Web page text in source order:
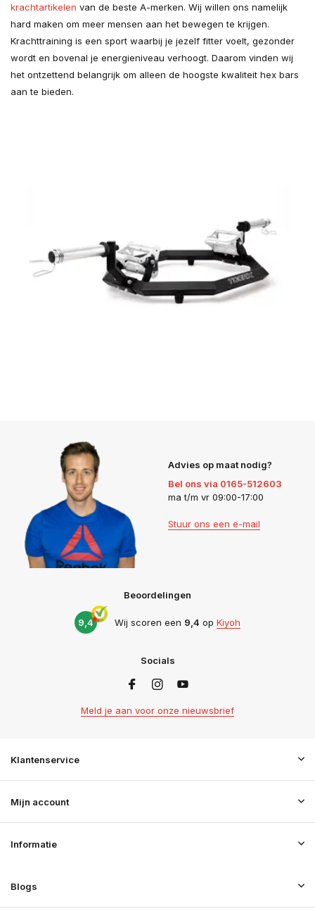
krachtartikelen van de beste A-merken. Wij willen ons namelijk
hard maken om meer mensen aan het bewegen te krijgen.
Krachttraining is een sport waarbij je jezelf fitter voelt, gezonder
wordt en bovenal je energieniveau verhoogt. Daarom vinden wij
het ontzettend belangrijk om alleen de hoogste kwaliteit hex bars
aan te bieden.
Advies op maat nodig?
Bel ons via 0165-512603
ma t/m vr 09:00-17:00
Stuur ons een e-mail
Beoordelingen
9,4 Wij scoren een 9,4 op Kiyoh
Socials
Meld je aan voor onze nieuwsbrief
Klantenservice
Mijn account
Informatie
Blogs